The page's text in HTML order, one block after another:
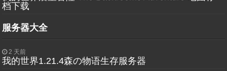
档下载
服务器大全
2 天前
我的世界1.21.4森の物语生存服务器